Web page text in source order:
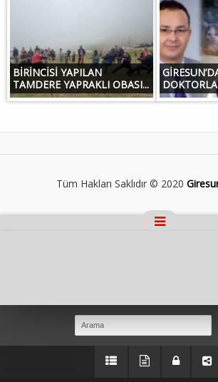
BİRİNCİSİ YAPILAN
TAMDERE YAPRAKLI OBASI...
Tüm Hakları Saklıdır © 2020